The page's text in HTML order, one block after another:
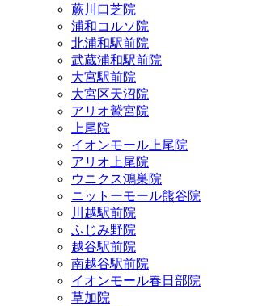
蕨川口芝院
浦和コルソ院
北浦和駅前院
武蔵浦和駅前院
大宮駅前院
大宮区天沼院
アリオ鷲宮院
上尾院
イオンモール上尾院
アリオ上尾院
ウニクス鴻巣院
ニットーモール熊谷院
川越駅前院
ふじみ野院
越谷駅前院
南越谷駅前院
イオンモール春日部院
草加院